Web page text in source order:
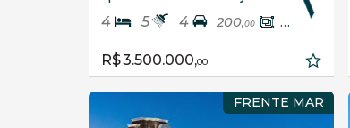
4 5 4 200,00 188,
R$ 3.500.000,00
FRENTE MAR